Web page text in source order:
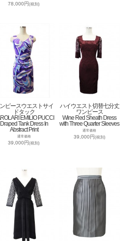
78,000円(税別)
ピースウエストサイ
ドタック
EMILIO PUCCI
Draped Tank Dress In
Abstract Print
通常価格
39,000円(税別)
ハイウエスト切替七分丈
ワンピース
Wine Red Sheath Dress
with Three Quarter Sleeves
通常価格
39,000円(税別)